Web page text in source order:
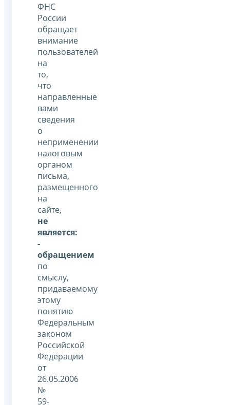
ФНС
России
обращает
внимание
пользователей
на
то,
что
направленные
вами
сведения
о
неприменении
налоговым
органом
письма,
размещенного
на
сайте,
не
является:
-
обращением
по
смыслу,
придаваемому
этому
понятию
Федеральным
законом
Российской
Федерации
от
26.05.2006
№
59-